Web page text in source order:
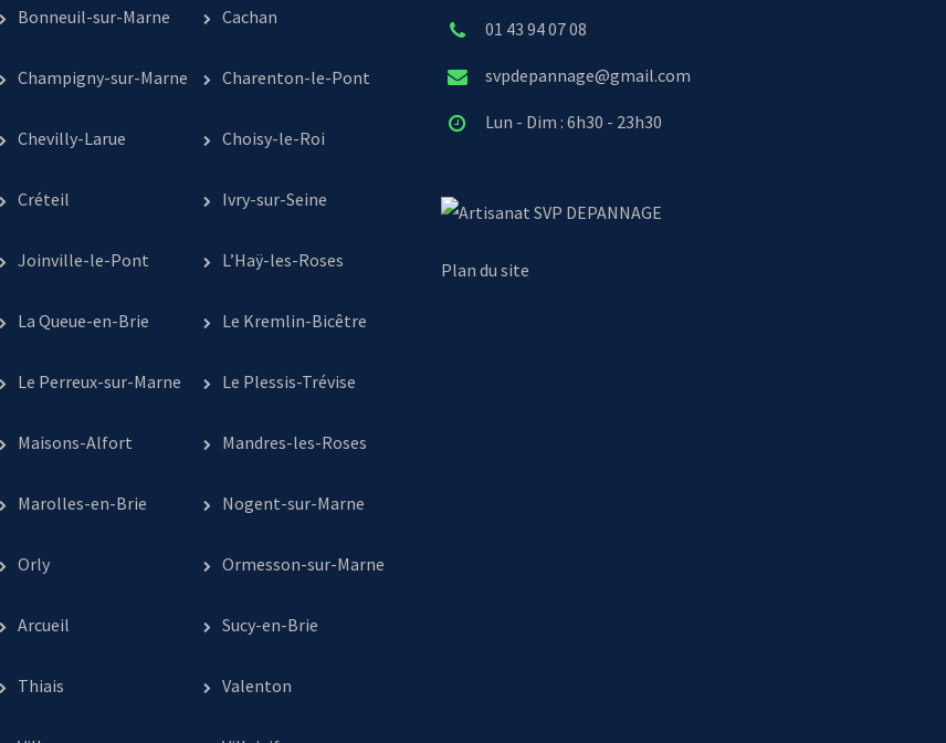
Bonneuil-sur-Marne Cachan
Champigny-sur-Marne Charenton-le-Pont
Chevilly-Larue Choisy-le-Roi
Créteil Ivry-sur-Seine
Joinville-le-Pont L’Haÿ-les-Roses
La Queue-en-Brie Le Kremlin-Bicêtre
Le Perreux-sur-Marne Le Plessis-Trévise
Maisons-Alfort Mandres-les-Roses
Marolles-en-Brie Nogent-sur-Marne
Orly Ormesson-sur-Marne
Arcueil Sucy-en-Brie
Thiais Valenton
01 43 94 07 08
svpdepannage@gmail.com
Lun - Dim : 6h30 - 23h30
SVP DEPANNAGE
Plan du site